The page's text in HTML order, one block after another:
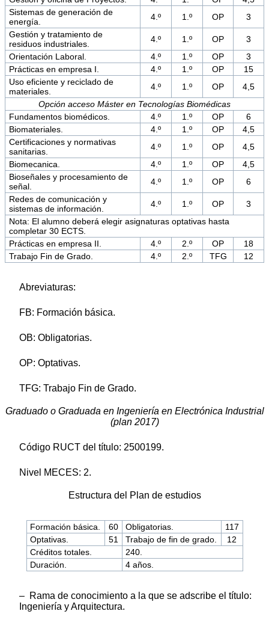
Sistemas de generación de
energía.
4.º 1.º OP
3
Gestión y tratamiento de
residuos industriales.
4.º 1.º OP
3
Orientación Laboral.
4.º 1.º OP
3
Prácticas en empresa I.
4.º 1.º OP
15
Uso eficiente y reciclado de
materiales.
4.º 1.º OP
4,5
Opción acceso Máster en Tecnologías Biomédicas
Fundamentos biomédicos.
4.º 1.º OP
6
Biomateriales.
4.º 1.º OP
4,5
Certificaciones y normativas
sanitarias.
4.º 1.º OP
4,5
Biomecanica.
4.º 1.º OP
4,5
Bioseñales y procesamiento de
señal.
4.º 1.º OP
6
Redes de comunicación y
sistemas de información.
4.º 1.º OP
3
Nota: El alumno deberá elegir asignaturas optativas hasta
completar 30 ECTS.
Prácticas en empresa II.
4.º 2.º OP
18
Trabajo Fin de Grado.
4.º 2.º TFG 12
Abreviaturas:
FB: Formación básica.
OB: Obligatorias.
OP: Optativas.
TFG: Trabajo Fin de Grado.
Graduado o Graduada en Ingeniería en Electrónica Industrial
(plan 2017)
Código RUCT del título: 2500199.
Nivel MECES: 2.
Estructura del Plan de estudios
Formación básica. 60 Obligatorias.
117
Optativas.
51 Trabajo de fin de grado.
12
Créditos totales.
240.
Duración.
4 años.
– Rama de conocimiento a la que se adscribe el título:
Ingeniería y Arquitectura.